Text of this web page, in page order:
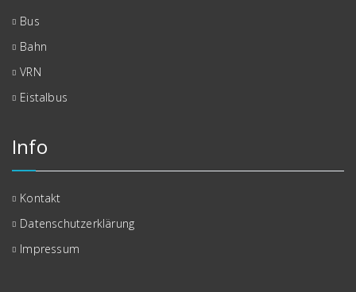
Bus
Bahn
VRN
Eistalbus
Info
Kontakt
Datenschutzerklärung
Impressum